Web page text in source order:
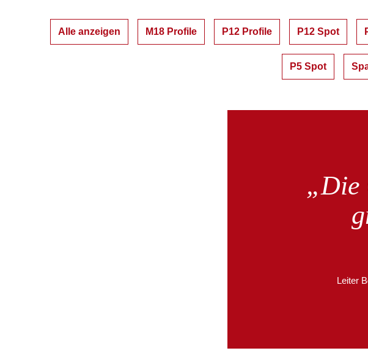
Alle anzeigen M18 Profile P12 Profile P12 Spot
P5 Spot
„Die
Leiter